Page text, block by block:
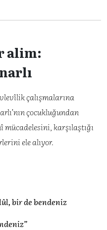
alim:
çalışmalarına
çocukluğundan
karşılaştığı
ele alıyor.
bir de bendeniz